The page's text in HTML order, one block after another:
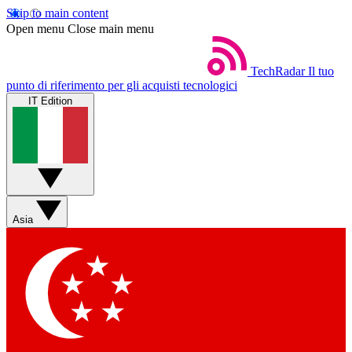
Skip to main content
Open menu Close main menu
TechRadar Il tuo
punto di riferimento per gli acquisti tecnologici
IT Edition
Asia